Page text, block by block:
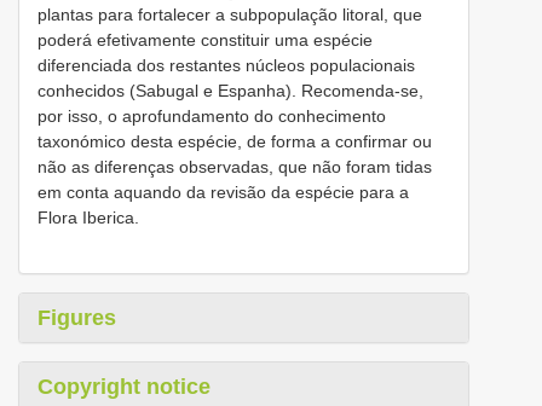
plantas para fortalecer a subpopulação litoral, que
poderá efetivamente constituir uma espécie
diferenciada dos restantes núcleos populacionais
conhecidos (Sabugal e Espanha). Recomenda-se,
por isso, o aprofundamento do conhecimento
taxonómico desta espécie, de forma a confirmar ou
não as diferenças observadas, que não foram tidas
em conta aquando da revisão da espécie para a
Flora Iberica.
Figures
Copyright notice